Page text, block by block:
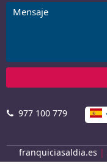
977 100 779
franquiciasaldia.es |